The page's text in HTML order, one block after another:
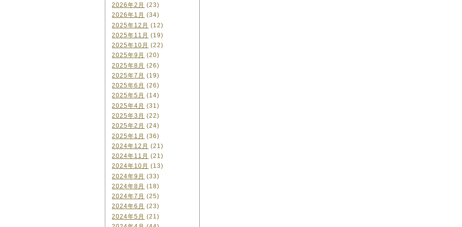
2026年2月 (23)
2026年1月 (34)
2025年12月 (12)
2025年11月 (19)
2025年10月 (22)
2025年9月 (20)
2025年8月 (26)
2025年7月 (19)
2025年6月 (26)
2025年5月 (14)
2025年4月 (31)
2025年3月 (22)
2025年2月 (24)
2025年1月 (36)
2024年12月 (21)
2024年11月 (21)
2024年10月 (13)
2024年9月 (33)
2024年8月 (18)
2024年7月 (25)
2024年6月 (23)
2024年5月 (21)